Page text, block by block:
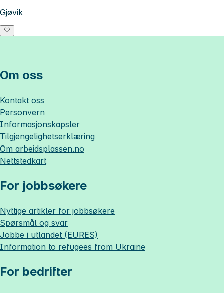
Gjøvik
Om oss
Kontakt oss
Personvern
Informasjonskapsler
Tilgjengelighetserklæring
Om arbeidsplassen.no
Nettstedkart
For jobbsøkere
Nyttige artikler for jobbsøkere
Spørsmål og svar
Jobbe i utlandet (EURES)
Information to refugees from Ukraine
For bedrifter